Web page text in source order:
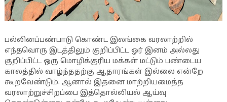
பல்லினப்பண்பாடு கொண்ட இலங்கை வரலாற்றில்
எந்தவொரு இடத்திலும் குறிப்பிட்ட ஓர் இனம் அல்லது
குறிப்பிட்ட ஒரு மொழிக்குரிய மக்கள் மட்டும் பண்டைய
காலத்தில் வாழ்ந்ததற்கு ஆதாரங்கள் இல்லை என்றே
கூறவேண்டும். ஆனால் இதனை மாற்றியமைத்த
வரலாற்றுச்சிறப்பை இத்தொல்லியல் ஆய்வு